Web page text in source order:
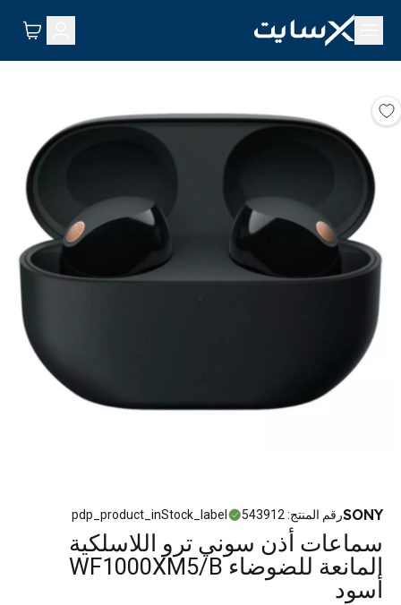
SONYرقم المنتج:
543912
pdp_product_inStock_label
سماعات أذن سوني ترو اللاسلكية
المانعة للضوضاء WF1000XM5/B
أسود